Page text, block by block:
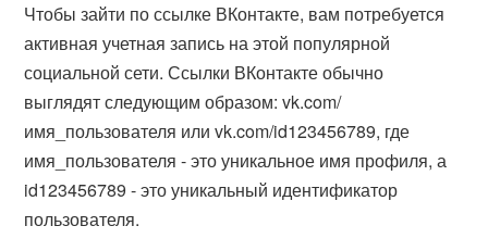
Чтобы зайти по ссылке ВКонтакте, вам потребуется
активная учетная запись на этой популярной
социальной сети. Ссылки ВКонтакте обычно
выглядят следующим образом: vk.com/
имя_пользователя или vk.com/id123456789, где
имя_пользователя - это уникальное имя профиля, а
id123456789 - это уникальный идентификатор
пользователя.